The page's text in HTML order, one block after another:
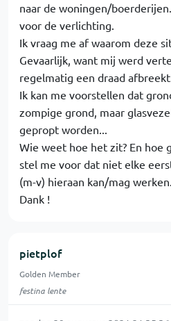
naar de woningen/
voor de verlichting.
Ik vraag me af waarom deze
Gevaarlijk, want mij werd
regelmatig een draad
Ik kan me voorstellen dat
zompige grond, maar
gepropt worden...
Wie weet hoe het zit? En hoe
stel me voor dat niet elke
(m-v) hieraan kan/mag werken.
Dank !
pietplof
Golden Member
festina lente